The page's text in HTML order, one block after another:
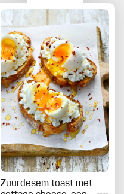
Zuurdesem toast met